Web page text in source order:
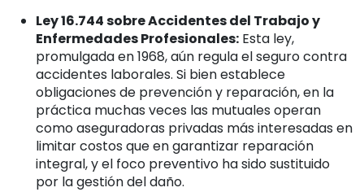
Ley 16.744 sobre Accidentes del Trabajo y
Enfermedades Profesionales: Esta ley,
promulgada en 1968, aún regula el seguro contra
accidentes laborales. Si bien establece
obligaciones de prevención y reparación, en la
práctica muchas veces las mutuales operan
como aseguradoras privadas más interesadas en
limitar costos que en garantizar reparación
integral, y el foco preventivo ha sido sustituido
por la gestión del daño.